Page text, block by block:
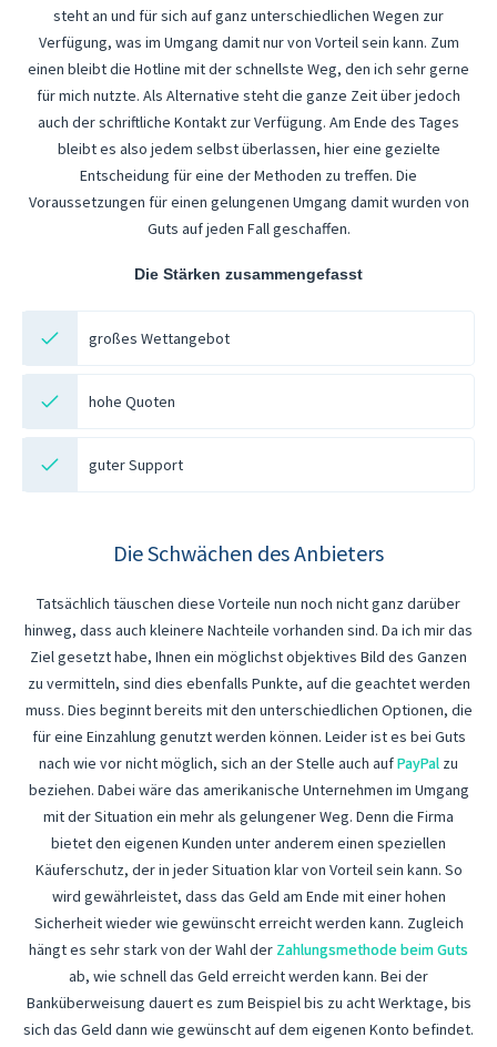
steht an und für sich auf ganz unterschiedlichen Wegen zur
Verfügung, was im Umgang damit nur von Vorteil sein kann. Zum
einen bleibt die Hotline mit der schnellste Weg, den ich sehr gerne
für mich nutzte. Als Alternative steht die ganze Zeit über jedoch
auch der schriftliche Kontakt zur Verfügung. Am Ende des Tages
bleibt es also jedem selbst überlassen, hier eine gezielte
Entscheidung für eine der Methoden zu treffen. Die
Voraussetzungen für einen gelungenen Umgang damit wurden von
Guts auf jeden Fall geschaffen.
Die Stärken zusammengefasst
großes Wettangebot
hohe Quoten
guter Support
Die Schwächen des Anbieters
Tatsächlich täuschen diese Vorteile nun noch nicht ganz darüber
hinweg, dass auch kleinere Nachteile vorhanden sind. Da ich mir das
Ziel gesetzt habe, Ihnen ein möglichst objektives Bild des Ganzen
zu vermitteln, sind dies ebenfalls Punkte, auf die geachtet werden
muss. Dies beginnt bereits mit den unterschiedlichen Optionen, die
für eine Einzahlung genutzt werden können. Leider ist es bei Guts
nach wie vor nicht möglich, sich an der Stelle auch aufPayPal zu
beziehen. Dabei wäre das amerikanische Unternehmen im Umgang
mit der Situation ein mehr als gelungener Weg. Denn die Firma
bietet den eigenen Kunden unter anderem einen speziellen
Käuferschutz, der in jeder Situation klar von Vorteil sein kann. So
wird gewährleistet, dass das Geld am Ende mit einer hohen
Sicherheit wieder wie gewünscht erreicht werden kann. Zugleich
hängt es sehr stark von der Wahl der Zahlungsmethode beim Guts
ab, wie schnell das Geld erreicht werden kann. Bei der
Banküberweisung dauert es zum Beispiel bis zu acht Werktage, bis
sich das Geld dann wie gewünscht auf dem eigenen Konto befindet.